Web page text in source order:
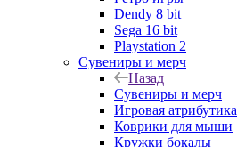
Dendy 8 bit
Sega 16 bit
Playstation 2
Сувениры и мерч
Назад
Сувениры и мерч
Игровая атрибутика
Коврики для мыши
Кружки бокалы